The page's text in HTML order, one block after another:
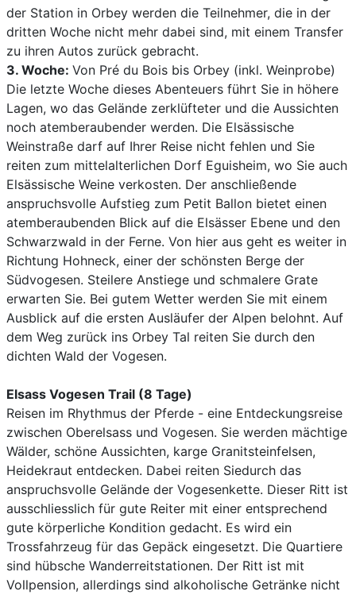
der Station in Orbey werden die Teilnehmer, die in der
dritten Woche nicht mehr dabei sind, mit einem Transfer
zu ihren Autos zurück gebracht.
3. Woche: Von Pré du Bois bis Orbey (inkl. Weinprobe)
Die letzte Woche dieses Abenteuers führt Sie in höhere
Lagen, wo das Gelände zerklüfteter und die Aussichten
noch atemberaubender werden. Die Elsässische
Weinstraße darf auf Ihrer Reise nicht fehlen und Sie
reiten zum mittelalterlichen Dorf Eguisheim, wo Sie auch
Elsässische Weine verkosten. Der anschließende
anspruchsvolle Aufstieg zum Petit Ballon bietet einen
atemberaubenden Blick auf die Elsässer Ebene und den
Schwarzwald in der Ferne. Von hier aus geht es weiter in
Richtung Hohneck, einer der schönsten Berge der
Südvogesen. Steilere Anstiege und schmalere Grate
erwarten Sie. Bei gutem Wetter werden Sie mit einem
Ausblick auf die ersten Ausläufer der Alpen belohnt. Auf
dem Weg zurück ins Orbey Tal reiten Sie durch den
dichten Wald der Vogesen.
Elsass Vogesen Trail (8 Tage)
Reisen im Rhythmus der Pferde - eine Entdeckungsreise
zwischen Oberelsass und Vogesen. Sie werden mächtige
Wälder, schöne Aussichten, karge Granitsteinfelsen,
Heidekraut entdecken. Dabei reiten Siedurch das
anspruchsvolle Gelände der Vogesenkette. Dieser Ritt ist
ausschliesslich für gute Reiter mit einer entsprechend
gute körperliche Kondition gedacht. Es wird ein
Trossfahrzeug für das Gepäck eingesetzt. Die Quartiere
sind hübsche Wanderreitstationen. Der Ritt ist mit
Vollpension, allerdings sind alkoholische Getränke nicht